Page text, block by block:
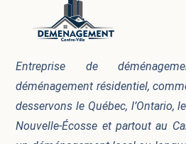
Entreprise de
déménagement résidentiel,
desservons le Québec, l’Ontario,
Nouvelle-Écosse et partout au